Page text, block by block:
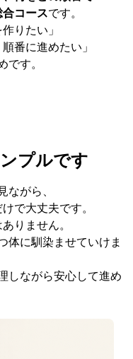
コースです。
りたい」
番に進めたい」
す。
プルです
がら、
で大丈夫です。
りません。
体に馴染ませていけま
しながら安心して進め